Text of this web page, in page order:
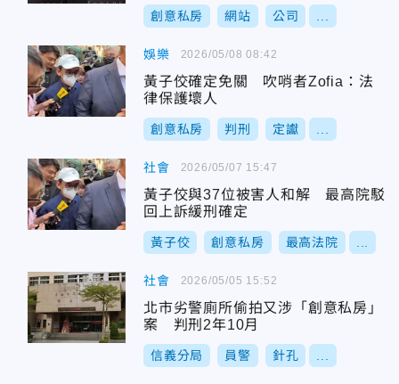
創意私房 網站 公司
娛樂
黃子佼確定免關 吹哨者Zofia：法
律保護壞人
創意私房 判刑 定讞
2026/05/08 08:42
社會
黃子佼與37位被害人和解 最高院駁
回上訴緩刑確定
黃子佼 創意私房 最高法院
2026/05/07 15:47
社會
北市劣警廁所偷拍又涉「創意私房」
案 判刑2年10月
信義分局 員警 針孔
2026/05/05 15:52